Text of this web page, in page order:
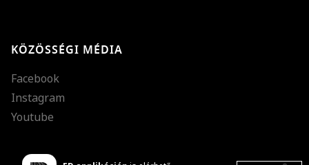
KÖZÖSSÉGI MÉDIA
Facebook
Instagram
Youtube